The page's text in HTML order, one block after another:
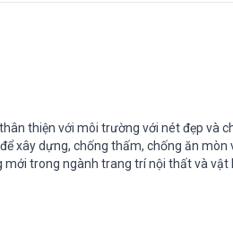
thiện với môi trường với nét đẹp và
xây dựng, chống thấm, chống ăn
trong ngành trang trí nội thất và vật